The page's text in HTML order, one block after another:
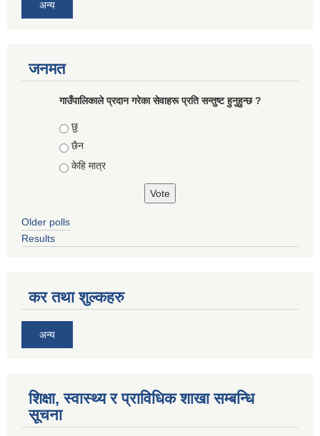
अन्य
जनमत
गाउँपालिकाले प्रदान गरेका सेवाहरू प्रति सन्तुष्ट हुनुहुन्छ ?
Choices
छु
छैन
केहि मात्र
Older polls
Results
कर तथा शुल्कहरु
अन्य
शिक्षा, स्वास्थ्य र प्राविधिक शाखा सम्बन्धि
सूचना